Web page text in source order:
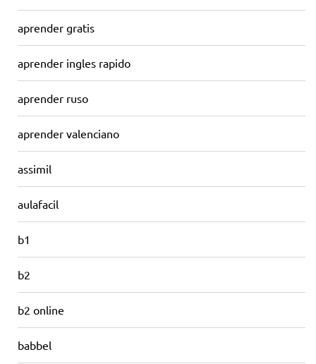
aprender gratis
aprender ingles rapido
aprender ruso
aprender valenciano
assimil
aulafacil
b1
b2
b2 online
babbel